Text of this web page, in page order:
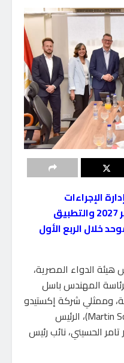
الإجراءات
التنظيمية (RPM) بحلول فبراير 2027 والتطبيق
خلال الربع الأول
هيئة الدواء المصرية،
المهندس باسل
وممثلي شركة إكستيدو
برئاسة السيد مارتن شميد (Martin Schmid)، الرئيس
الحسيني، نائب رئيس